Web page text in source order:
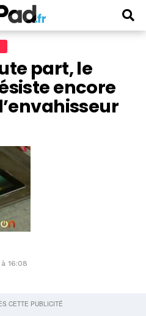
part, le
encore
16:08